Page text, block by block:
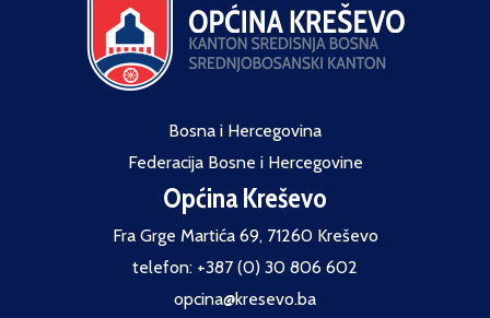
Bosna i Hercegovina
Federacija Bosne i Hercegovine
Općina Kreševo
Fra Grge Martića 69, 71260 Kreševo
telefon: +387 (0) 30 806 602
opcina@kresevo.ba